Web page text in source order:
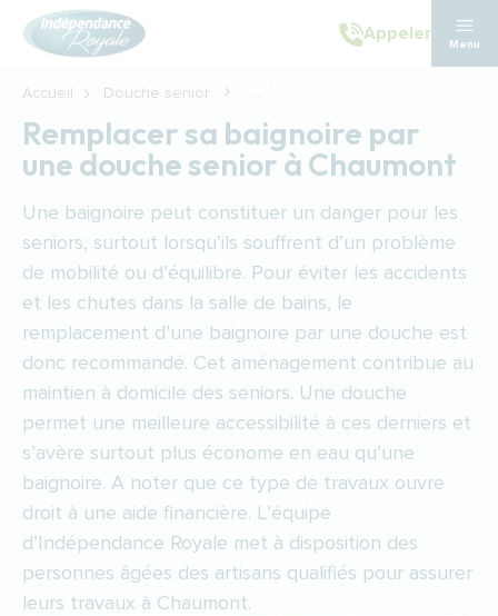
Aller au contenu principal
Appeler
Menu
Accueil Douche senior ...
Remplacer sa baignoire par
une douche senior à Chaumont
Une baignoire peut constituer un danger pour les
seniors, surtout lorsqu’ils souffrent d’un problème
de mobilité ou d’équilibre. Pour éviter les accidents
et les chutes dans la salle de bains, le
remplacement d’une baignoire par une douche est
donc recommandé. Cet aménagement contribue au
maintien à domicile des seniors. Une douche
permet une meilleure accessibilité à ces derniers et
s’avère surtout plus économe en eau qu’une
baignoire. A noter que ce type de travaux ouvre
droit à une aide financière. L’équipe
d’Indépendance Royale met à disposition des
personnes âgées des artisans qualifiés pour assurer
leurs travaux à Chaumont.